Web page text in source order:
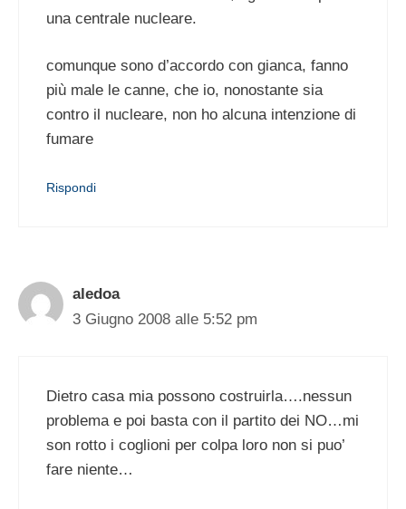
una centrale nucleare.
comunque sono d’accordo con gianca, fanno
più male le canne, che io, nonostante sia
contro il nucleare, non ho alcuna intenzione di
fumare
Rispondi
aledoa
3 Giugno 2008 alle 5:52 pm
Dietro casa mia possono costruirla….nessun
problema e poi basta con il partito dei NO…mi
son rotto i coglioni per colpa loro non si puo’
fare niente…